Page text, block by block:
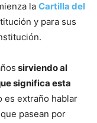
la Cartilla del
y para sus
sirviendo al
significa esta
es extraño hablar
pasean por